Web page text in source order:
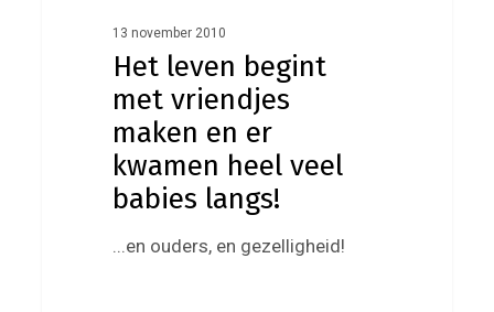
13 november 2010
Het leven begint
met vriendjes
maken en er
kwamen heel veel
babies langs!
...en ouders, en gezelligheid!